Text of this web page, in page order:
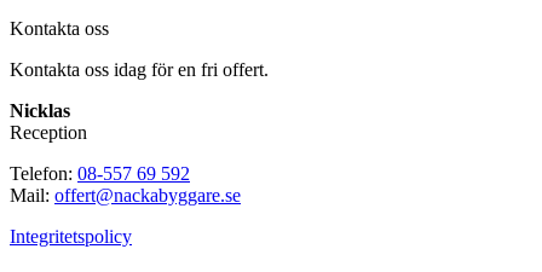
Kontakta oss
Kontakta oss idag för en fri offert.
Nicklas
Reception
Telefon: 08-557 69 592
Mail: offert@nackabyggare.se
Integritetspolicy